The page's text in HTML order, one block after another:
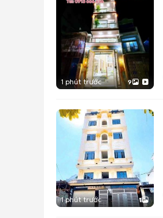
1 phút trước 9
1 phút trước 1